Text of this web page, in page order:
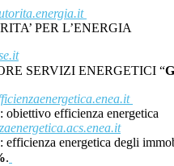
PER L’ENERGIA
SERVIZI ENERGETICI “
: obiettivo efficienza energetica
: efficienza energetica degli
.